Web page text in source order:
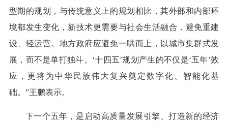
型期的规划，与传统意义上的规划相比，其外部和内部环
境都发生变化，新技术更需要与社会生活融合，避免重建
设、轻运营。地方政府应避免一哄而上，以城市集群式发
展，而不是单打独斗。‘十四五’规划产生的不仅是‘五年’效
应，更将为中华民族伟大复兴奠定数字化、智能化基
础。”王鹏表示。
下一个五年，是启动高质量发展引擎、打造新的经济